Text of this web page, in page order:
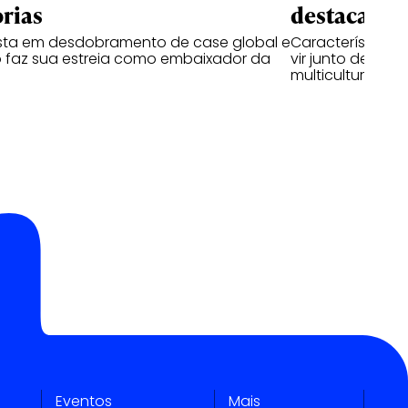
em desdobramento de case global e
faz sua estreia como embaixador da
destacam
Características
vir junto de
multiculturais
Eventos Mais